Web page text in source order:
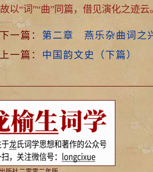
故以“词”“曲”同篇，借见演化之迹云
下一篇：
第二章 燕乐杂曲词之
上一篇：
中国韵文史（下篇）